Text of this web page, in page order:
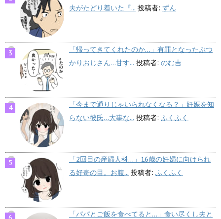
夫がたどり着いた『... 投稿者: ずん
「帰ってきてくれたのか…」有罪となったぶつ
かりおじさん…甘す... 投稿者: のむ吉
「今まで通りじゃいられなくなる？」妊娠を知
らない彼氏…大事な... 投稿者: ふくふく
「2回目の産婦人科…」16歳の妊婦に向けられ
る好奇の目。お腹... 投稿者: ふくふく
「パパとご飯を食べてると…」食い尽くし夫と